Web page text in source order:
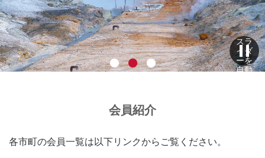
スラ
イダ
ーを
自動
会員紹介
各市町の会員一覧は以下リンクからご覧ください。